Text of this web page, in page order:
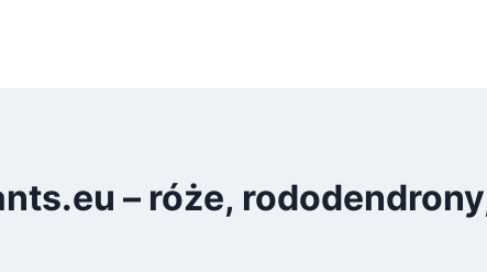
– róże,